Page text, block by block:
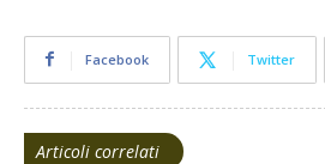
Facebook Twitter
Articoli correlati